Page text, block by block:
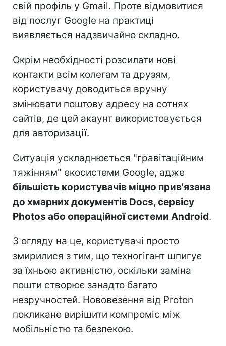
свій профіль у Gmail. Проте відмовитися
від послуг Google на практиці
виявляється надзвичайно складно.
Окрім необхідності розсилати нові
контакти всім колегам та друзям,
користувачу доводиться вручну
змінювати поштову адресу на сотнях
сайтів, де цей акаунт використовується
для авторизації.
Ситуація ускладнюється "гравітаційним
тяжінням" екосистеми Google, адже
більшість користувачів міцно прив'язана
до хмарних документів Docs, сервісу
Photos або операційної системи Android.
З огляду на це, користувачі просто
змирилися з тим, що техногігант шпигує
за їхньою активністю, оскільки заміна
пошти створює занадто багато
незручностей. Нововезення від Proton
покликане вирішити компроміс між
мобільністю та безпекою.